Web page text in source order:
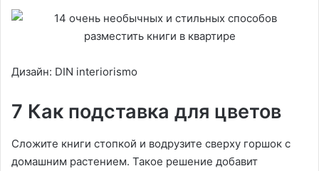
Дизайн: DIN interiorismo
7 Как подставка для цветов
Сложите книги стопкой и водрузите сверху горшок с
домашним растением. Такое решение добавит